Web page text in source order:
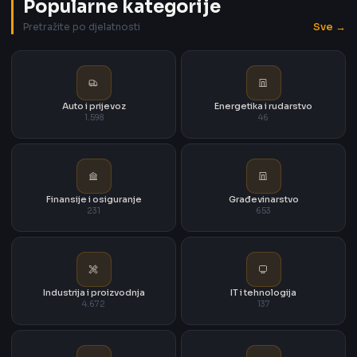
Popularne kategorije
Pretražite po djelatnosti Sve →
Auto i prijevoz
1.598
Energetika i rudarstvo
46
Finansije i osiguranje
231
Građevinarstvo
653
Industrija i proizvodnja
4.672
IT i tehnologija
137